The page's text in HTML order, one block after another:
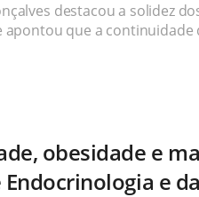
destacou a solidez
apontou que a
obesidade e
Endocrinologia e